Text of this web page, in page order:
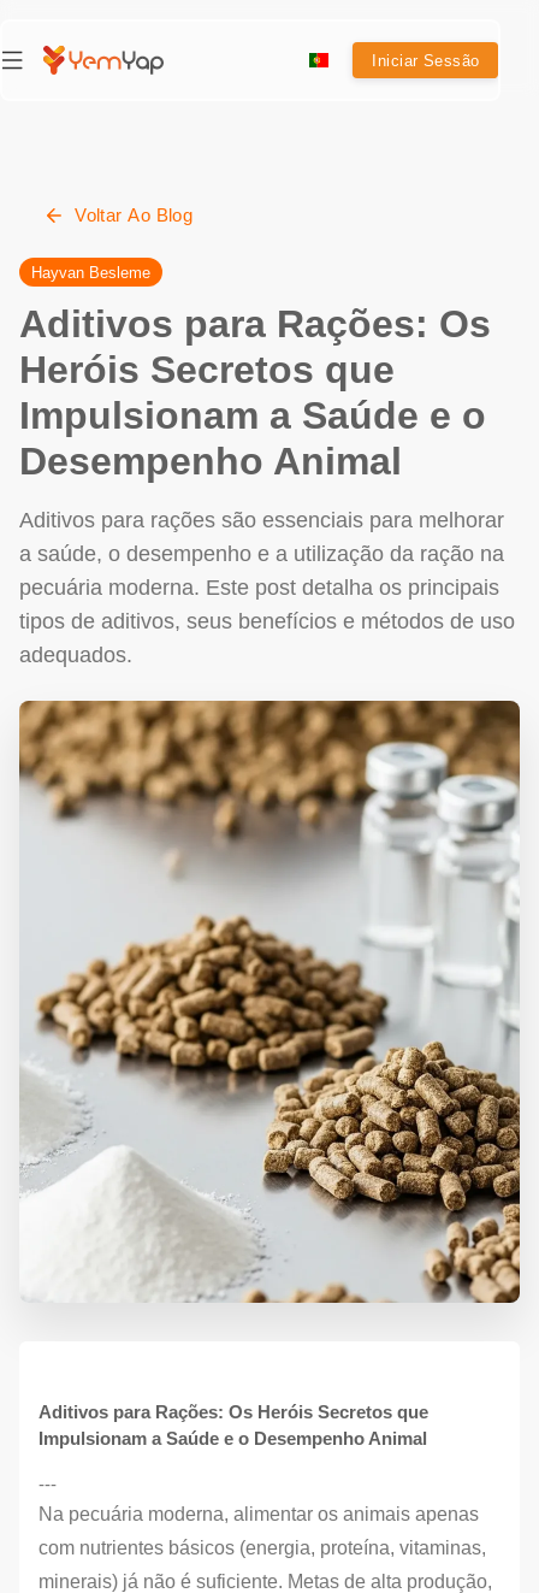
Iniciar Sessão
Voltar Ao Blog
Hayvan Besleme
Aditivos para Rações: Os
Heróis Secretos que
Impulsionam a Saúde e o
Desempenho Animal
Aditivos para rações são essenciais para melhorar
a saúde, o desempenho e a utilização da ração na
pecuária moderna. Este post detalha os principais
tipos de aditivos, seus benefícios e métodos de uso
adequados.
Aditivos para Rações: Os Heróis Secretos que
Impulsionam a Saúde e o Desempenho Animal
---
Na pecuária moderna, alimentar os animais apenas
com nutrientes básicos (energia, proteína, vitaminas,
minerais) já não é suficiente. Metas de alta produção,